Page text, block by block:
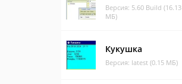
Версия: 5.60 Build (16.13
МБ)
Кукушка
Версия: latest (0.15 МБ)